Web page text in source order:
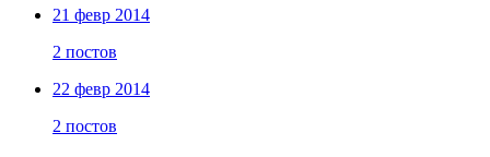
21 февр 2014
2 постов
22 февр 2014
2 постов